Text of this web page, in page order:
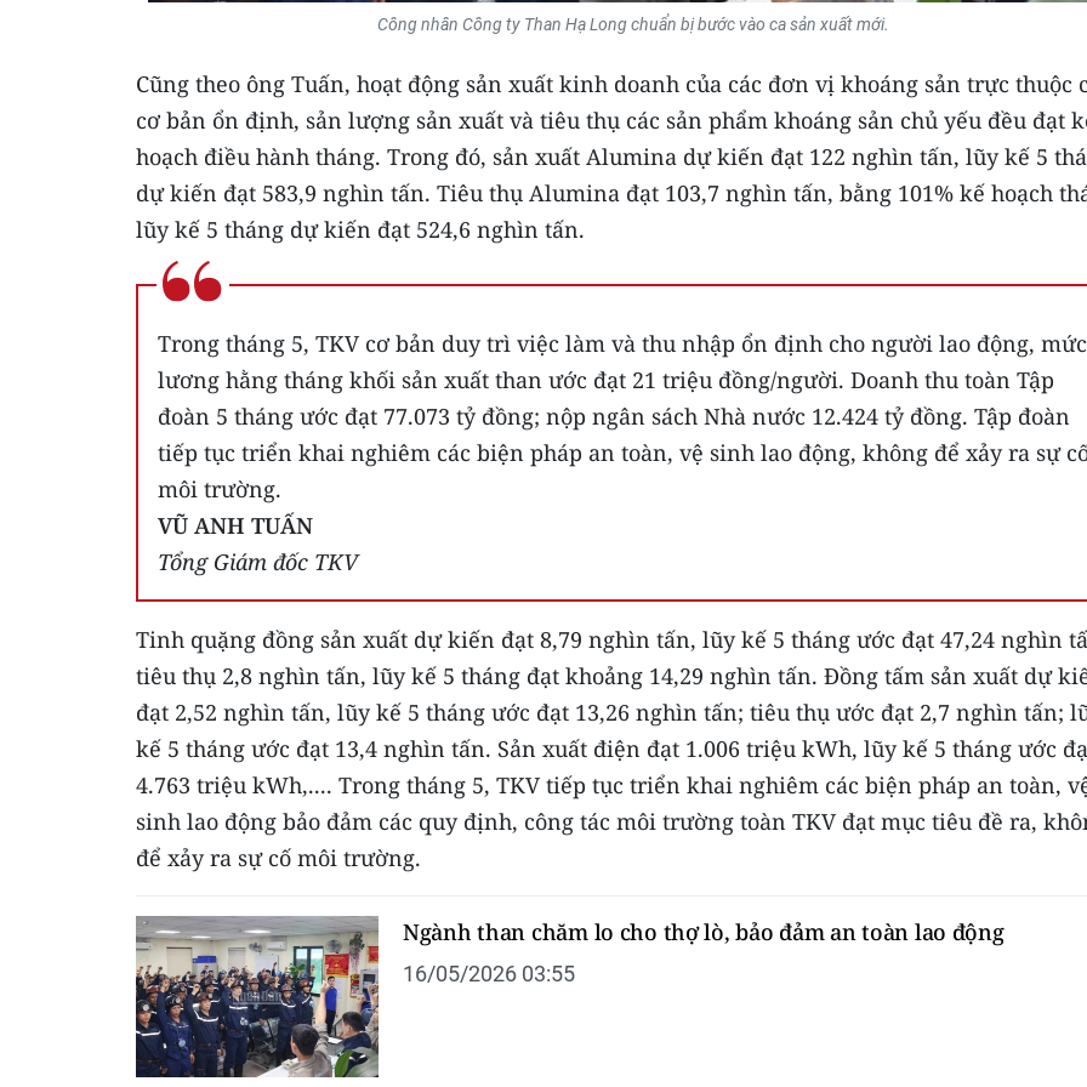
Công nhân Công ty Than Hạ Long chuẩn bị bước vào ca sản xuất mới.
Cũng theo ông Tuấn, hoạt động sản xuất kinh doanh của các đơn vị khoáng sản trực thuộc
cơ bản ổn định, sản lượng sản xuất và tiêu thụ các sản phẩm khoáng sản chủ yếu đều đạt
hoạch điều hành tháng. Trong đó, sản xuất Alumina dự kiến đạt 122 nghìn tấn, lũy kế 5
dự kiến đạt 583,9 nghìn tấn. Tiêu thụ Alumina đạt 103,7 nghìn tấn, bằng 101% kế hoạch
lũy kế 5 tháng dự kiến đạt 524,6 nghìn tấn.
Trong tháng 5, TKV cơ bản duy trì việc làm và thu nhập ổn định cho người lao động, mức
lương hằng tháng khối sản xuất than ước đạt 21 triệu đồng/người. Doanh thu toàn Tập
đoàn 5 tháng ước đạt 77.073 tỷ đồng; nộp ngân sách Nhà nước 12.424 tỷ đồng. Tập đoàn
tiếp tục triển khai nghiêm các biện pháp an toàn, vệ sinh lao động, không để xảy ra sự
môi trường.
VŨ ANH TUẤN
Tổng Giám đốc TKV
Tinh quặng đồng sản xuất dự kiến đạt 8,79 nghìn tấn, lũy kế 5 tháng ước đạt 47,24 nghìn
tiêu thụ 2,8 nghìn tấn, lũy kế 5 tháng đạt khoảng 14,29 nghìn tấn. Đồng tấm sản xuất dự
đạt 2,52 nghìn tấn, lũy kế 5 tháng ước đạt 13,26 nghìn tấn; tiêu thụ ước đạt 2,7 nghìn tấn;
kế 5 tháng ước đạt 13,4 nghìn tấn. Sản xuất điện đạt 1.006 triệu kWh, lũy kế 5 tháng ước
4.763 triệu kWh,.... Trong tháng 5, TKV tiếp tục triển khai nghiêm các biện pháp an toàn,
sinh lao động bảo đảm các quy định, công tác môi trường toàn TKV đạt mục tiêu đề ra,
để xảy ra sự cố môi trường.
Ngành than chăm lo cho thợ lò, bảo đảm an toàn lao động
16/05/2026 03:55